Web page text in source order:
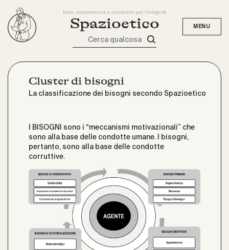
Idee, competenze e strumenti per l'integrità
Spazioetico
Cerca qualcosa
Cluster di bisogni
La classificazione dei bisogni secondo Spazioetico
I BISOGNI sono i “meccanismi motivazionali” che
sono alla base delle condotte umane. I bisogni,
pertanto, sono alla base delle condotte
corruttive.